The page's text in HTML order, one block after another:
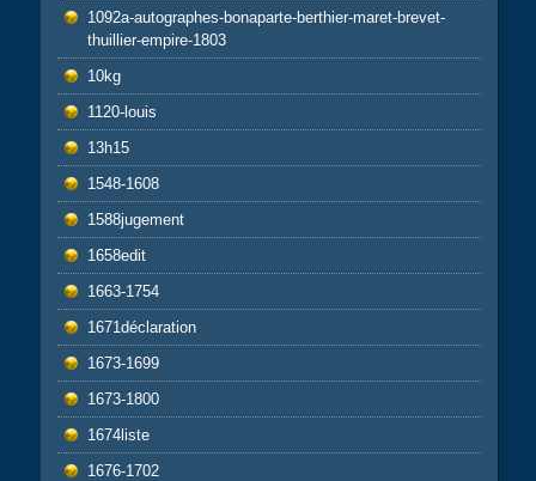
1092a-autographes-bonaparte-berthier-maret-brevet-
thuillier-empire-1803
10kg
1120-louis
13h15
1548-1608
1588jugement
1658edit
1663-1754
1671déclaration
1673-1699
1673-1800
1674liste
1676-1702